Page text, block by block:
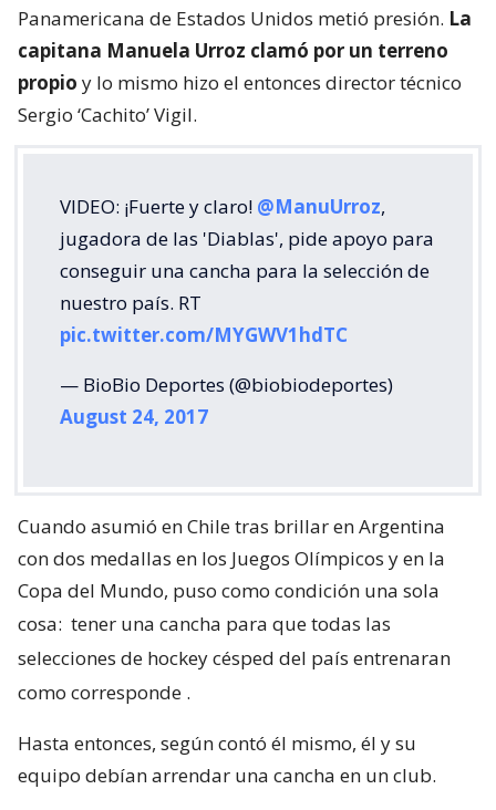
Panamericana de Estados Unidos metió presión. La
capitana Manuela Urroz clamó por un terreno
propio y lo mismo hizo el entonces director técnico
Sergio ‘Cachito’ Vigil.
VIDEO: ¡Fuerte y claro! @ManuUrroz,
jugadora de las 'Diablas', pide apoyo para
conseguir una cancha para la selección de
nuestro país. RT
pic.twitter.com/MYGWV1hdTC
— BioBio Deportes (@biobiodeportes)
August 24, 2017
Cuando asumió en Chile tras brillar en Argentina
con dos medallas en los Juegos Olímpicos y en la
Copa del Mundo, puso como condición una sola
cosa: tener una cancha para que todas las
selecciones de hockey césped del país entrenaran
como corresponde .
Hasta entonces, según contó él mismo, él y su
equipo debían arrendar una cancha en un club.